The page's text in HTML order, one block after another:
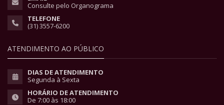
Consulte pelo Organograma
TELEFONE
(31) 3557-6200
ATENDIMENTO AO PÚBLICO
DIAS DE ATENDIMENTO
Segunda à Sexta
HORÁRIO DE ATENDIMENTO
De 7:00 às 18:00